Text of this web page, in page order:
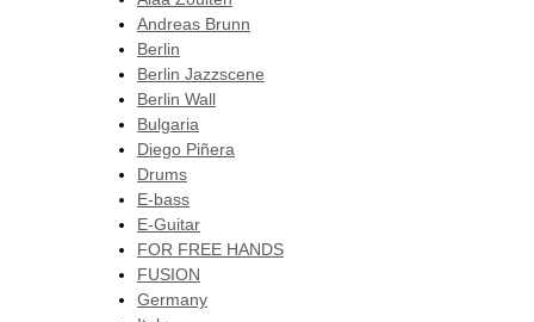
Andreas Brunn
Berlin
Berlin Jazzscene
Berlin Wall
Bulgaria
Diego Piñera
Drums
E-bass
E-Guitar
FOR FREE HANDS
FUSION
Germany